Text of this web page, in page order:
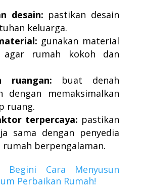
desain: pastikan desain
keluarga.
gunakan material
agar rumah kokoh dan
ruangan: buat denah
dengan memaksimalkan
ruang.
terpercaya: pastikan
sama dengan penyedia
rumah berpengalaman.
Begini Cara Menyusun
Perbaikan Rumah!